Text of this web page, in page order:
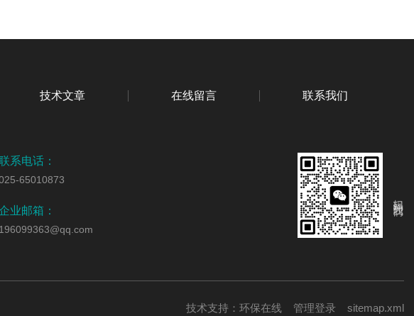
技术文章 在线留言 联系我们
系电话：
65010873
业邮箱：
196099363@qq.com
技术支持： 环保在线 管理登录 sitemap.xml